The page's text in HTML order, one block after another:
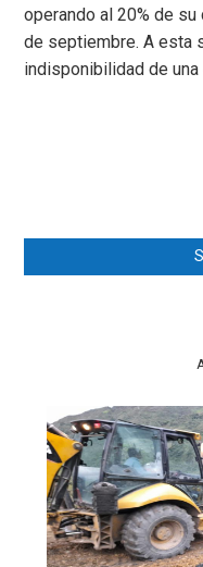
operando al 20% de
de septiembre. A esta
indisponibilidad de